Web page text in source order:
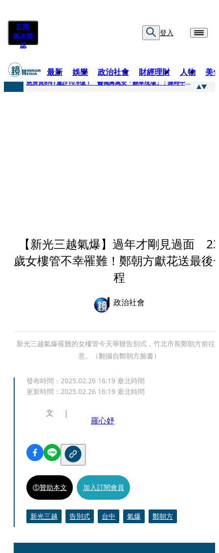
訂閱
紙本雜
誌
登入
最新 娛樂 政治社會 財經理財 人物 美
快訊
慈濟買BNT遭詐10.6億！ 醫揭蔣萬安「翻車現場」：陳時中當年是阻止被騙
【新光三越氣爆】過年才剛見過面
歲女樓管不幸罹難！鄭朝方獻花送最後
程
政治社會
新光三越氣爆罹難的女樓管今天舉辦告別式，竹北市長鄭朝方前往
意。（翻攝自鄭朝方臉書）
發布時間： 2025.02.26 16:19 臺北時間
更新時間： 2025.02.26 16:19 臺北時間
文
羅心妤
贊助本文 加入訂閱會員
新光三越 告別式 台中 氣爆 鄭朝方